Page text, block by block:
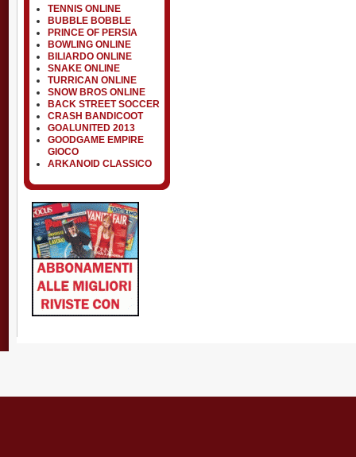
TENNIS ONLINE
BUBBLE BOBBLE
PRINCE OF PERSIA
BOWLING ONLINE
BILIARDO ONLINE
SNAKE ONLINE
TURRICAN ONLINE
SNOW BROS ONLINE
BACK STREET SOCCER
CRASH BANDICOOT
GOALUNITED 2013
GOODGAME EMPIRE
GIOCO
ARKANOID CLASSICO